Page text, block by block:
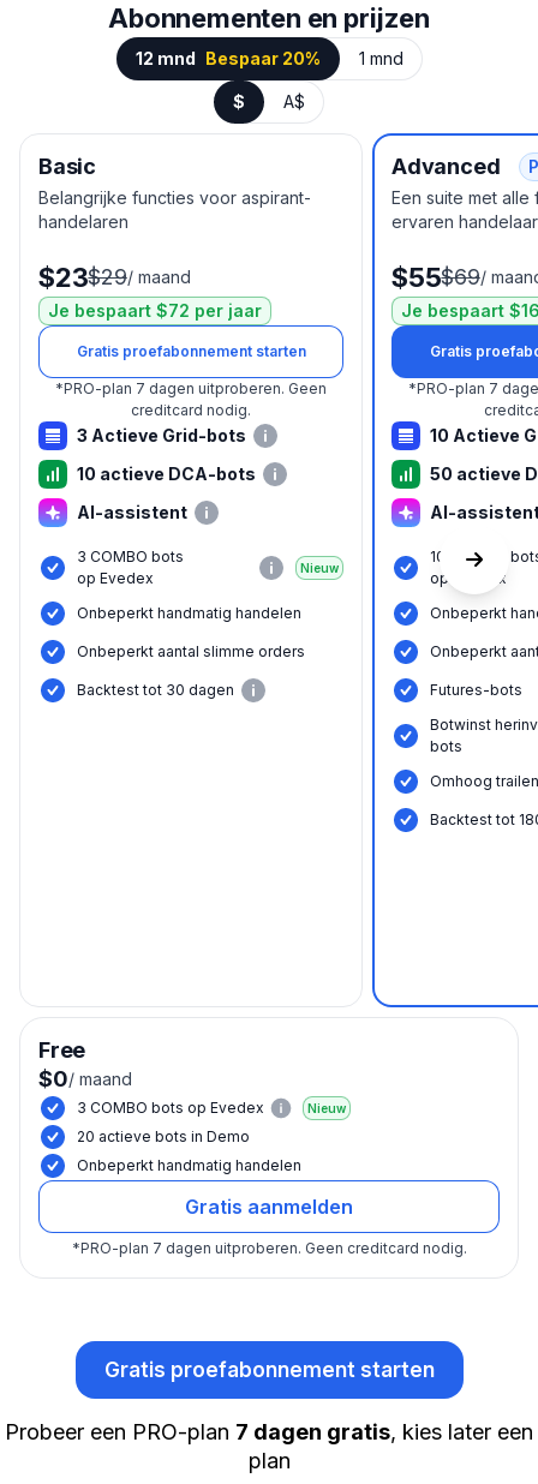
Abonnementen en prijzen
12 mnd Bespaar 20% 1 mnd
$ A$
Basic
Belangrijke functies voor aspirant-
handelaren
$23$29/ maand
Je bespaart $72 per jaar
Gratis proefabonnement starten
*PRO-plan 7 dagen uitproberen. Geen
creditcard nodig.
3 Actieve Grid-bots
10 actieve DCA-bots
AI-assistent
3 COMBO bots
op Evedex
Nieuw
Onbeperkt handmatig handelen
Onbeperkt aantal slimme orders
Backtest tot 30 dagen
Advanced
Een suite met
ervaren
$55$69/
Je bespaart
Gratis
*PRO-plan 7
10 Actieve
50 actieve
AI-
10 COMBO
op Evedex
Onbeperkt
Onbeperkt
Futures-bots
Botwinst
bots
Omhoog
Backtest tot
Free
$0/ maand
3 COMBO bots op Evedex Nieuw
20 actieve bots in Demo
Onbeperkt handmatig handelen
Gratis aanmelden
*PRO-plan 7 dagen uitproberen. Geen creditcard nodig.
Gratis proefabonnement starten
Probeer een PRO-plan 7 dagen gratis, kies later een
plan